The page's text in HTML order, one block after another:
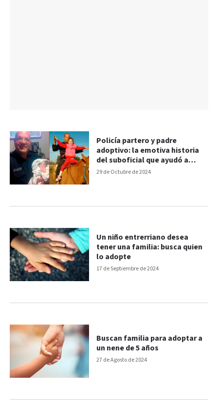
29 de Octubre de 2024
Policía partero y padre
adoptivo: la emotiva historia
del suboficial que ayudó a
parturienta
17 de Septiembre de 2024
Un niño entrerriano desea
tener una familia: busca quien
lo adopte
27 de Agosto de 2024
Buscan familia para adoptar a
un nene de 5 años